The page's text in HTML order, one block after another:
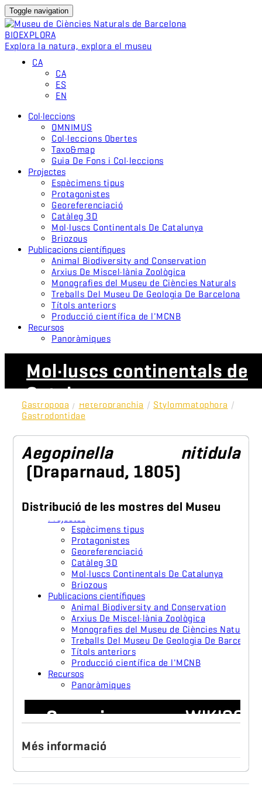
Toggle navigation
BIOEXPLORA
Explora la natura, explora el museu
CA
CA
ES
EN
Col·leccions
OMNIMUS
Col·leccions Obertes
Taxo&map
Guia De Fons i Col·leccions
Projectes
Espècimens tipus
Protagonistes
Georeferenciació
Catàleg 3D
Mol·luscs Continentals De Catalunya
Briozous
Publicacions científiques
Animal Biodiversity and Conservation
Arxius De Miscel·lània Zoològica
Monografies del Museu de Ciències Naturals
Treballs Del Museu De Geologia De Barcelona
Títols anteriors
Producció científica de l'MCNB
Recursos
Panoràmiques
Mol·luscs continentals de
Catalunya
Gastropoda / Heterobranchia / Stylommatophora /
Gastrodontidae
Aegopinella nitidula
(Draparnaud, 1805)
Distribució de les mostres del Museu
Més informació